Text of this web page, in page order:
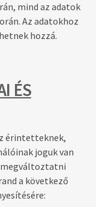
mind az adatok
Az adatokhoz
hozzá.
ÉS
érintetteknek,
joguk van
a következő